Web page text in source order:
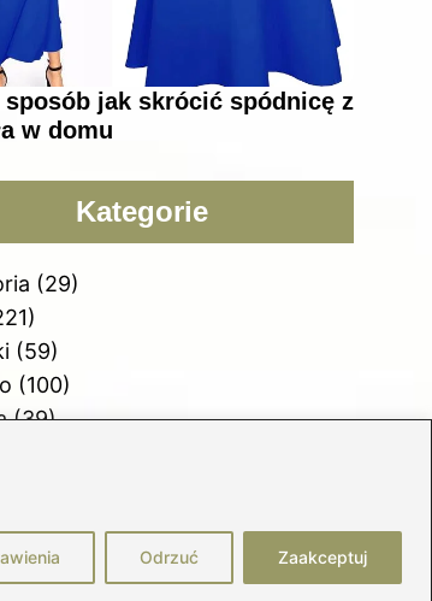
Odrzuć Zaakceptuj
sposób jak skrócić spódnicę z
w domu
Kategorie
(29)
(59)
(100)
(39)